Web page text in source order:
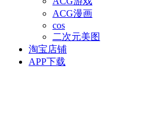
ACG漫画
cos
二次元美图
淘宝店铺
APP下载